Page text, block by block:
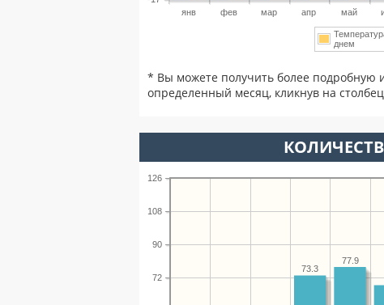
янв фев мар апр май
днем
* Вы можете получить более подробную
определенный месяц, кликнув на
72
90
108
126
77.9
73.3